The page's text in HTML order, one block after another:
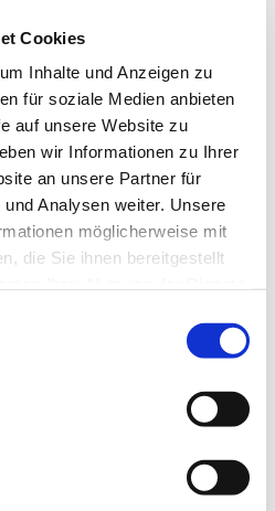
Cookies
Inhalte und Anzeigen zu
für soziale Medien anbieten
auf unsere Website zu
wir Informationen zu Ihrer
an unsere Partner für
Analysen weiter. Unsere
möglicherweise mit
die Sie ihnen bereitgestellt
Sie auch